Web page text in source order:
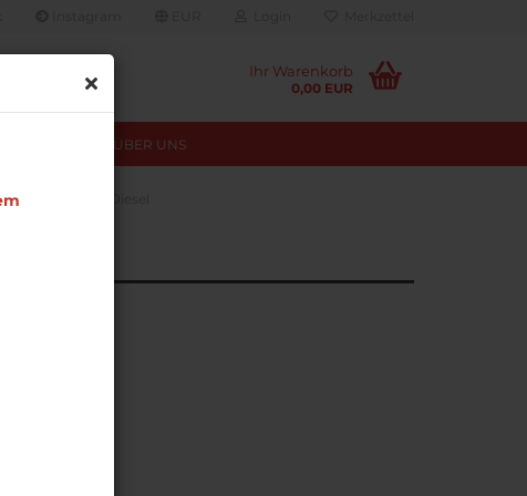
Ihr Warenkorb
0,00 EUR
ÜBER UNS
Diesel